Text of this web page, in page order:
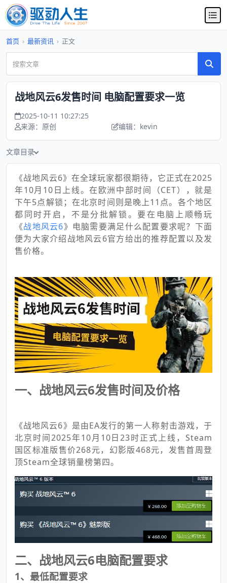
首页 › 最新资讯 › 正文
战地风云6发售时间 电脑配置要求一览
2025-10-11 10:27:25
来源：原创
编辑：kevin
文章目录
《战地风云6》在全球玩家都很期待，它正式在2025
年10月10日上线。在欧洲中部时间（CET），就是
下午5点解锁；在北京时间则是晚上11点。各个地区
都同时开启，不是分批解锁。要在电脑上顺畅玩
《战地风云6》电脑需要满足什么配置要求呢？下面
便为大家介绍战地风云6官方给出的推荐配置以及发
售价格。
一、战地风云6发售时间及价格
《战地风云6》是由EA发行的第一人称射击游戏，于
北京时间2025年10月10日23时正式上线，Steam
国区标准版售价268元，幻影版468元，发售首周登
顶Steam全球销量榜第四。
二、战地风云6电脑配置要求
1、最低配置要求